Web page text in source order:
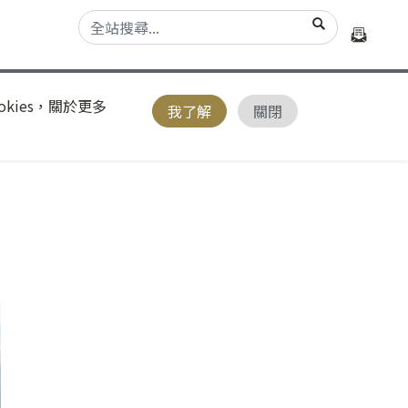
，關於更多 我了解 關閉